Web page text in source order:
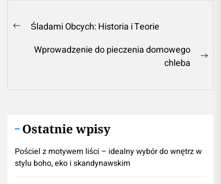
Nawigacja
Previous
Śladami Obcych: Historia i Teorie
Wprowadzenie do pieczenia domowego
chleba
Ostatnie wpisy
Pościel z motywem liści – idealny wybór do wnętrz w
stylu boho, eko i skandynawskim